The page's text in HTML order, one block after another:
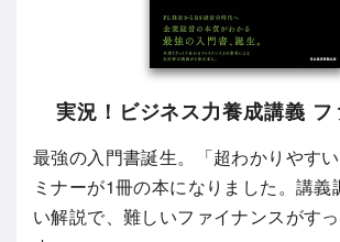
実況！ビジネス力養成講義 フ
最強の入門書誕生。「超わかりやす
ミナーが1冊の本になりました。講義
い解説で、難しいファイナンスがす